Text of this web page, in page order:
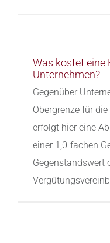
Was kostet eine
Unternehmen?
Gegenüber
Obergrenze für
erfolgt hier eine
einer 1,0-fachen
Gegenstandswert